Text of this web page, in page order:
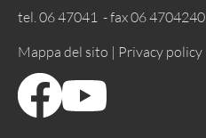
tel. 06 47041 - fax 06 4704240
Mappa del sito | Privacy policy